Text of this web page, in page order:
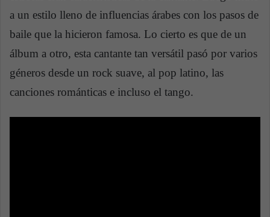
a un estilo lleno de influencias árabes con los pasos de
baile que la hicieron famosa. Lo cierto es que de un
álbum a otro, esta cantante tan versátil pasó por varios
géneros desde un rock suave, al pop latino, las
canciones románticas e incluso el tango.